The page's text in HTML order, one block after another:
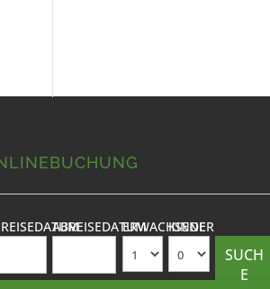
ABREISEDATUMERWACHSENE
KINDER